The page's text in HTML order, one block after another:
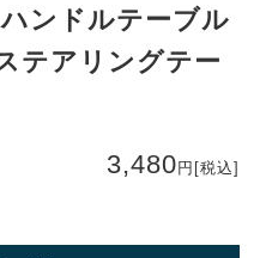
ンドルテーブル
テアリングテー
3,480円 [税込]